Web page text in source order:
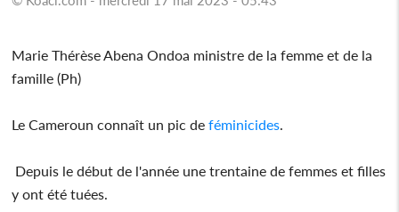
Marie Thérèse Abena Ondoa ministre de la femme et de la
famille (Ph)
Le Cameroun connaît un pic deféminicides
Depuis le début de l'année une trentaine de femmes et filles
y ont été tuées.